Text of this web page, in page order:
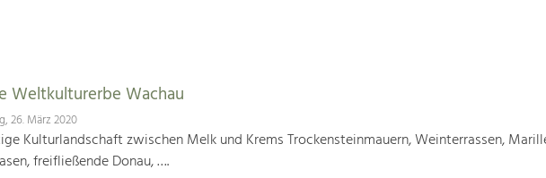
Weltkulturerbe Wachau
26. März 2020
Kulturlandschaft zwischen Melk und Krems Trockensteinmauern, Weinterrassen,
freifließende Donau, ….